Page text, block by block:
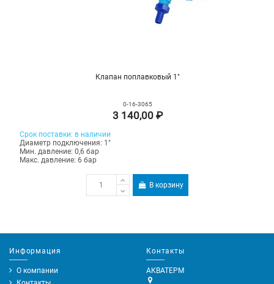
Клапан поплавковый 1"
0-16-3065
3 140,00 ₽
Срок поставки: в наличии
Диаметр подключения: 1"
Мин. давление: 0,6 бар
Макс. давление: 6 бар
В корзину
Информация
О компании
Контакты
АКВАТЕРМ